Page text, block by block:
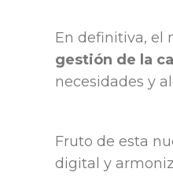
En definitiva, el
gestión de la
necesidades y
Fruto de esta
digital y